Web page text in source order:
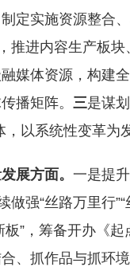
定实施资源整合
推进内容生产板
媒体资源，构建
播矩阵。 三是谋
以系统性变革为
展方面。 一是提
做强“丝路万里行
板”，筹备开办《
、抓作品与抓环